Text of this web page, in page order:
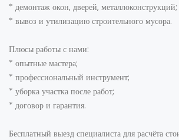
* демонтаж окон, дверей, металлоконструкций;
* вывоз и утилизацию строительного мусора.
Плюсы работы с нами:
* опытные мастера;
* профессиональный инструмент;
* уборка участка после работ;
* договор и гарантия.
Бесплатный выезд специалиста для расчёта